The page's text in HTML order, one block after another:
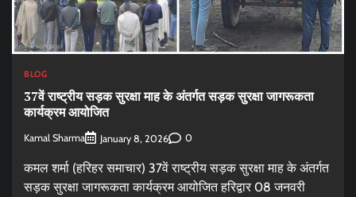
BLOG
37वें राष्ट्रीय सड़क सुरक्षा माह के अंतर्गत सड़क सुरक्षा जागरूकता
कार्यक्रम आयोजित
Kamal Sharma January 8, 2026 0
कमल शर्मा (हरिहर समाचार) 37वें राष्ट्रीय सड़क सुरक्षा माह के अंतर्गत
सड़क सुरक्षा जागरूकता कार्यक्रम आयोजित हरिद्वार 08 जनवरी